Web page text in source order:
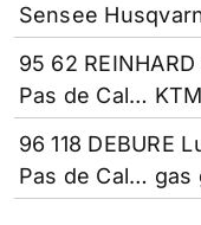
Sensee
95 62
Pas de Cal…
96 118 DEBURE
Pas de Cal… gas